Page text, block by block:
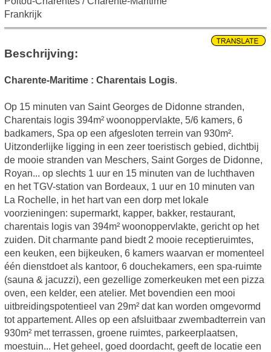
Frankrijk
Beschrijving:
Charente-Maritime : Charentais Logis.
Op 15 minuten van Saint Georges de Didonne stranden,
Charentais logis 394m² woonoppervlakte, 5/6 kamers, 6
badkamers, Spa op een afgesloten terrein van 930m².
Uitzonderlijke ligging in een zeer toeristisch gebied, dichtbij
de mooie stranden van Meschers, Saint Gorges de Didonne,
Royan... op slechts 1 uur en 15 minuten van de luchthaven
en het TGV-station van Bordeaux, 1 uur en 10 minuten van
La Rochelle, in het hart van een dorp met lokale
voorzieningen: supermarkt, kapper, bakker, restaurant,
charentais logis van 394m² woonoppervlakte, gericht op het
zuiden. Dit charmante pand biedt 2 mooie receptieruimtes,
een keuken, een bijkeuken, 6 kamers waarvan er momenteel
één dienstdoet als kantoor, 6 douchekamers, een spa-ruimte
(sauna & jacuzzi), een gezellige zomerkeuken met een pizza
oven, een kelder, een atelier. Met bovendien een mooi
uitbreidingspotentieel van 29m² dat kan worden omgevormd
tot appartement. Alles op een afsluitbaar zwembadterrein van
930m² met terrassen, groene ruimtes, parkeerplaatsen,
moestuin... Het geheel, goed doordacht, geeft de locatie een